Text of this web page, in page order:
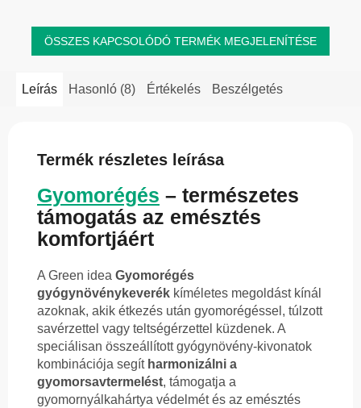
ÖSSZES KAPCSOLÓDÓ TERMÉK MEGJELENÍTÉSE
Leírás Hasonló (8) Értékelés Beszélgetés
Termék részletes leírása
Gyomorégés – természetes
támogatás az emésztés
komfortjáért
A Green idea Gyomorégés
gyógynövénykeverék kíméletes megoldást kínál
azoknak, akik étkezés után gyomorégéssel, túlzott
savérzettel vagy teltségérzettel küzdenek. A
speciálisan összeállított gyógynövény-kivonatok
kombinációja segít harmonizálni a
gyomorsavtermelést, támogatja a
gyomornyálkahártya védelmét és az emésztés